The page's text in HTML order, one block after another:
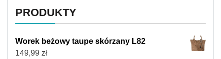
PRODUKTY
Worek beżowy taupe skórzany L82
149,99 zł